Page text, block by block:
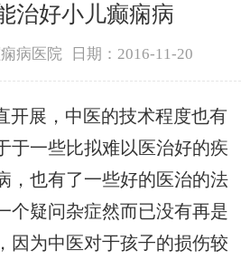
治好小儿癫痫病
病医院 日期：2016-11-20
开展，中医的技术程度也有
于一些比拟难以医治好的疾
，也有了一些好的医治的法
个疑问杂症然而已没有再是
因为中医对于孩子的损伤较